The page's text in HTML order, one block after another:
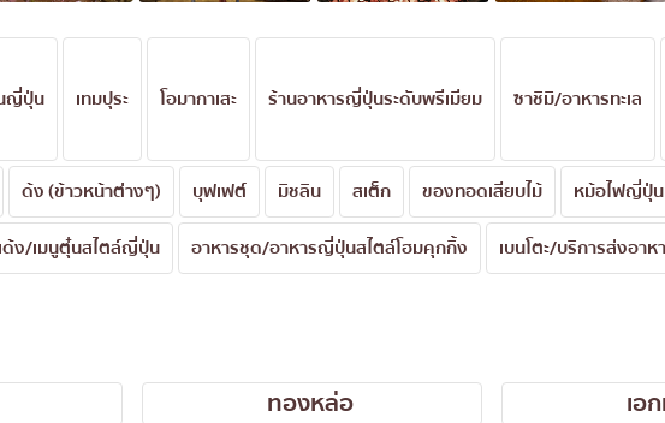
นระดับพรีเมียม
กสไตล์ญี่ปุ่น
เทปปันยากิ
รัชดา
ชิดลม
บางนา
นานา
อุดมสุข
เซ็นทรัลเวิลด์
ญี่ปุ่น เทมปุระ โอมากาเสะ ร้านอาหารญี่ปุ่นระดับพรีเมียม ซาชิมิ/อาหารทะเล
ด้ง (ข้าวหน้าต่างๆ) บุฟเฟต์ มิชลิน สเต็ก ของทอดเสียบไม้ หม้อไฟญี่ปุ่น
ด้ง/เมนูตุ๋นสไตล์ญี่ปุ่น อาหารชุด/อาหารญี่ปุ่นสไตล์โฮมคุกกิ้ง เบนโตะ/บริการส่งอา
ทองหล่อ
เอ